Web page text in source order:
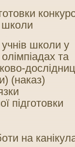
школи
школи у
та
(наказ)
підготовки
на